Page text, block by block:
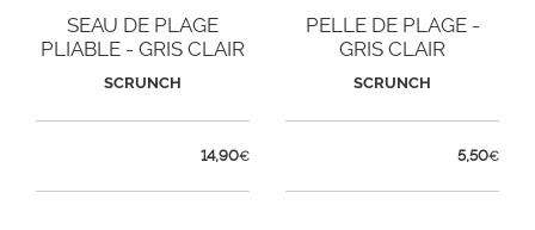
SEAU DE PLAGE
PLIABLE - GRIS CLAIR
SCRUNCH
14,90€
PELLE DE PLAGE -
GRIS CLAIR
SCRUNCH
5,50€